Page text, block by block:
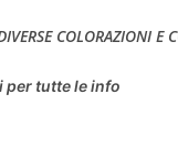
COLORAZIONI E
per tutte le info